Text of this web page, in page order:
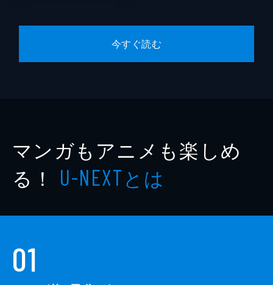
今すぐ読む
マンガもアニメも楽しめ
る！ U-NEXTとは
01